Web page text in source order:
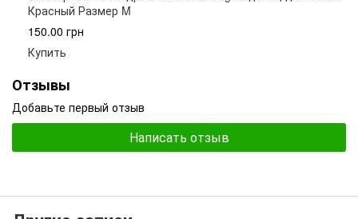
Красный Размер M
150.00 грн
Купить
Отзывы
Добавьте первый отзыв
Написать отзыв